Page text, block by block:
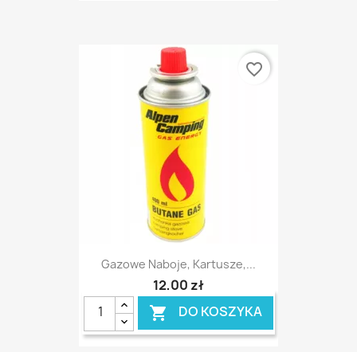
Gazowe Naboje, Kartusze,...
12,00 zł
 DO KOSZYKA
favorite_border